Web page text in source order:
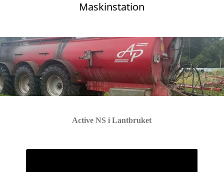
Maskinstation
Active NS i Lantbruket